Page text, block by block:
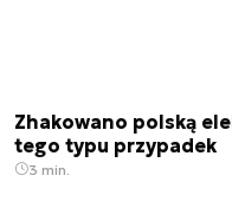
Zhakowano polską
tego typu przypadek
3 min.